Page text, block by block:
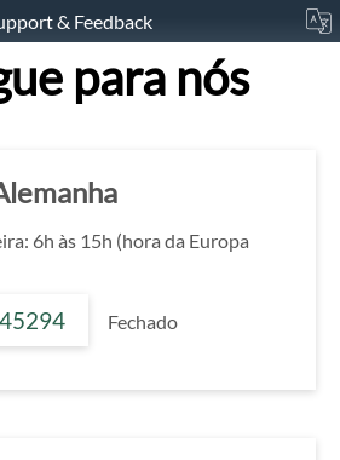
& Feedback
para nós
6h às 15h (hora da Europa
Fechado